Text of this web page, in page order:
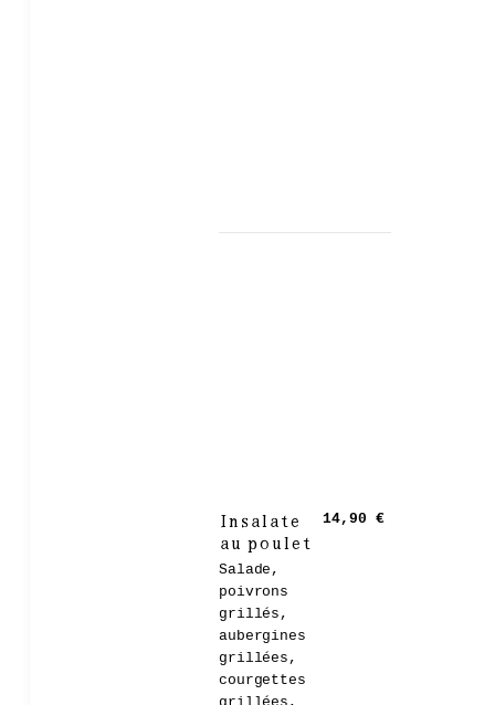
Insalate
au poulet
Salade,
poivrons
grillés,
aubergines
grillées,
courgettes
14,90 €